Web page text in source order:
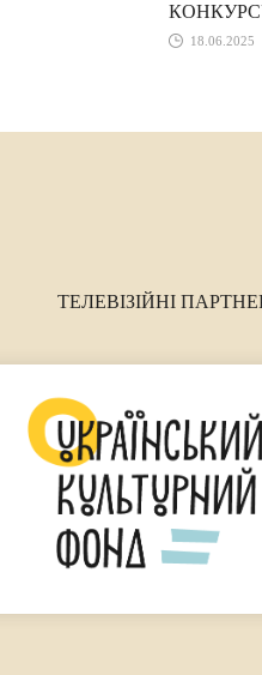
18.06.2025
ТЕЛЕВІЗІЙНІ